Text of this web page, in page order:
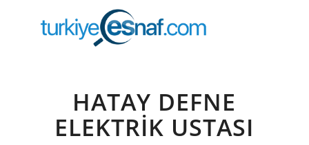
HATAY DEFNE
ELEKTRİK USTASI